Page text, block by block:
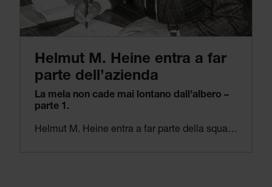
Helmut M. Heine entra a far
parte dell’azienda
La mela non cade mai lontano dall’albero –
parte 1.
Helmut M. Heine entra a far parte della squadra dirigenziale di HEINE Optotechnik nel 1986 e continua a consolidare la reputazione di leader globale dell’azienda per i prodotti di qualità e ad aumentare le vendite internazionali. Sotto la sua guida viene fondata HEINE USA, che rappresenta un’importante pietra miliare per HEINE e costituisce il suo debutto indipendente sul mercato più grande e competitivo del mondo. Oggi gli USA sono uno dei mercati più importanti e vincenti di HEINE.